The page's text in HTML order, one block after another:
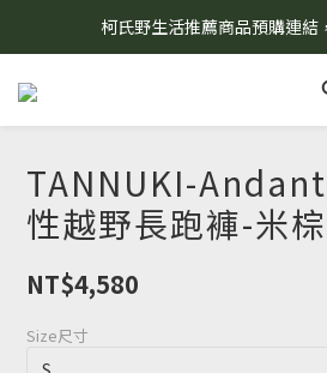
8/7 當天暫停開放工作室
柯氏野生活推薦商品預購連結
8/7 當天暫停開放工作室
TANNUKI-
性越野長跑褲-米
NT$4,580
Size尺寸